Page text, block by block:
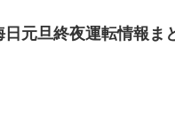
日元旦終夜運転情報ま